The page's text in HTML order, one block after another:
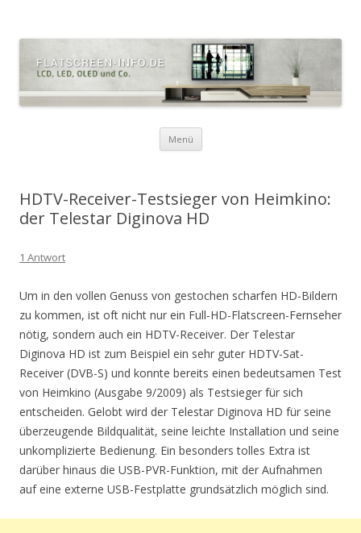
Menü Zum
HDTV-Receiver-Testsieger von Heimkino:
der Telestar Diginova HD
1 Antwort
Um in den vollen Genuss von gestochen scharfen HD-Bildern
zu kommen, ist oft nicht nur ein Full-HD-Flatscreen-Fernseher
nötig, sondern auch ein HDTV-Receiver. Der Telestar
Diginova HD ist zum Beispiel ein sehr guter HDTV-Sat-
Receiver (DVB-S) und konnte bereits einen bedeutsamen Test
von Heimkino (Ausgabe 9/2009) als Testsieger für sich
entscheiden. Gelobt wird der Telestar Diginova HD für seine
überzeugende Bildqualität, seine leichte Installation und seine
unkomplizierte Bedienung. Ein besonders tolles Extra ist
darüber hinaus die USB-PVR-Funktion, mit der Aufnahmen
auf eine externe USB-Festplatte grundsätzlich möglich sind.